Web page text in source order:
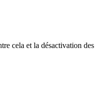
cela et la désactivation des